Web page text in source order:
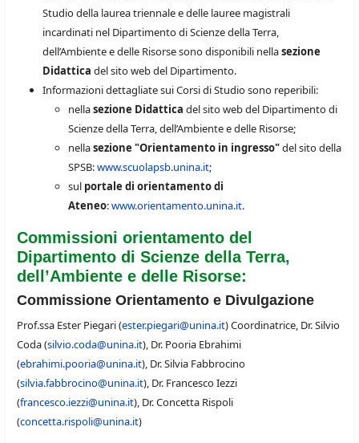
Studio della laurea triennale e delle lauree magistrali
incardinati nel Dipartimento di Scienze della Terra,
dell’Ambiente e delle Risorse sono disponibili nellasezione
Didattica del sito web del Dipartimento.
Informazioni dettagliate sui Corsi di Studio sono reperibili:
nellasezione Didattica del sito web del Dipartimento di
Scienze della Terra, dell’Ambiente e delle Risorse;
nellasezione "Orientamento in ingresso"del sito della
SPSB:www.scuolapsb.unina.it;
sul portale di orientamento di
Ateneo:www.orientamento.unina.it.
Commissioni orientamento del
Dipartimento di Scienze della Terra,
dell’Ambiente e delle Risorse:
Commissione Orientamento e Divulgazione
Prof.ssa Ester Piegari (ester.piegari@unina.it) Coordinatrice, Dr. Silvio
Coda (silvio.coda@unina.it), Dr. Pooria Ebrahimi
(ebrahimi.pooria@unina.it), Dr. Silvia Fabbrocino
(silvia.fabbrocino@unina.it), Dr. Francesco Iezzi
(francesco.iezzi@unina.it), Dr. Concetta Rispoli
(concetta.rispoli@unina.it)